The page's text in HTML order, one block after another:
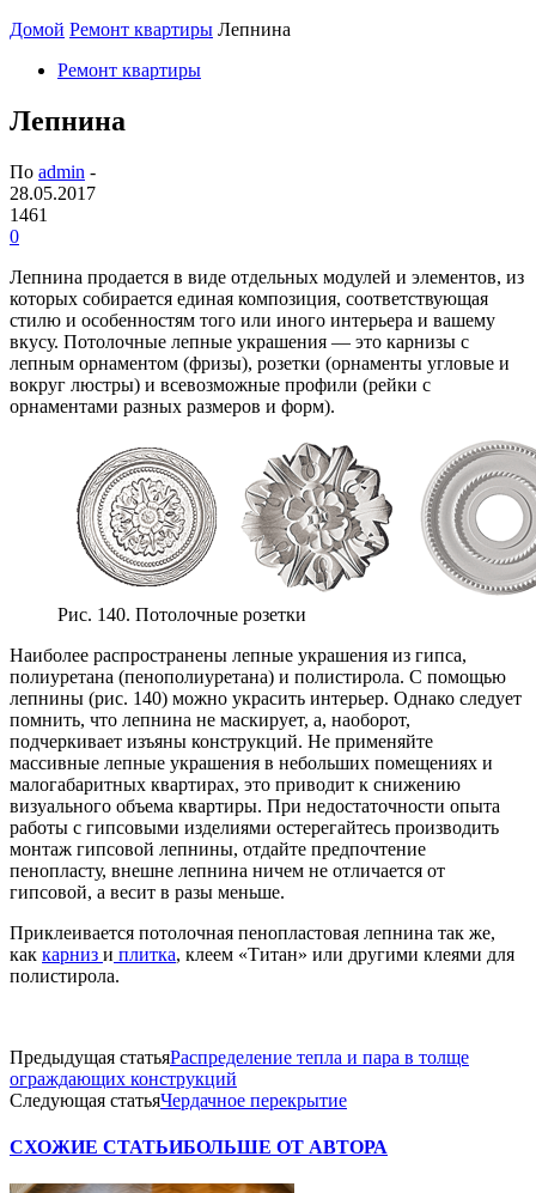
Домой Ремонт квартиры Лепнина
Ремонт квартиры
Лепнина
По admin -
28.05.2017
1461
0
Лепнина продается в виде отдельных модулей и элементов, из
которых собирается единая композиция, соответствующая
стилю и особенностям того или иного интерьера и вашему
вкусу. Потолочные лепные украшения — это карнизы с
лепным орнаментом (фризы), розетки (орнаменты угловые и
вокруг люстры) и всевозможные профили (рейки с
орнаментами разных размеров и форм).
Рис. 140. Потолочные розетки
Наиболее распространены лепные украшения из гипса,
полиуретана (пенополиуретана) и полистирола. С помощью
лепнины (рис. 140) можно украсить интерьер. Однако следует
помнить, что лепнина не маскирует, а, наоборот,
подчеркивает изъяны конструкций. Не применяйте
массивные лепные украшения в небольших помещениях и
малогабаритных квартирах, это приводит к снижению
визуального объема квартиры. При недостаточности опыта
работы с гипсовыми изделиями остерегайтесь производить
монтаж гипсовой лепнины, отдайте предпочтение
пенопласту, внешне лепнина ничем не отличается от
гипсовой, а весит в разы меньше.
Приклеивается потолочная пенопластовая лепнина так же,
как карниз и плитка, клеем «Титан» или другими клеями для
полистирола.
Предыдущая статьяРаспределение тепла и пара в толще
ограждающих конструкций
Следующая статьяЧердачное перекрытие
СХОЖИЕ СТАТЬИБОЛЬШЕ ОТ АВТОРА